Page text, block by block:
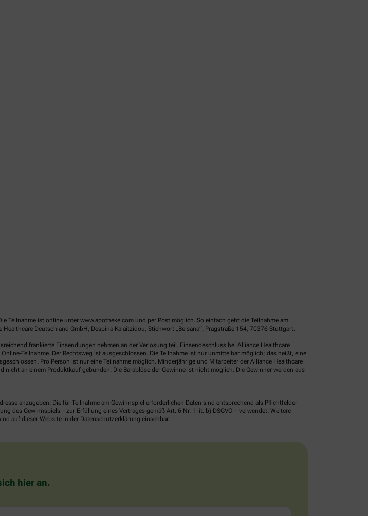
Teilnahme ist online unter www.apotheke.com und per Post möglich. So einfach geht die Teilnahme am
Deutschland GmbH, Despina Kalaitzidou, Stichwort „Belsana“, Pragstraße 154, 70376 Stuttgart.
frankierte Einsendungen nehmen an der Verlosung teil. Einsendeschluss bei Alliance Healthcare
Teilnahme. Der Rechtsweg ist ausgeschlossen. Die Teilnahme ist nur unmittelbar möglich; das heißt, eine
Pro Person ist nur eine Teilnahme möglich. Minderjährige und Mitarbeiter der Alliance Healthcare
an einem Produktkauf gebunden. Die Barablöse der Gewinne ist nicht möglich. Die Gewinner werden aus
anzugeben. Die für Teilnahme am Gewinnspiel erforderlichen Daten sind entsprechend als Pflichtfelder
des Gewinnspiels – zur Erfüllung eines Vertrages gemäß Art. 6 Nr. 1 lit. b) DSGVO – verwendet. Weitere
auf dieser Website in der Datenschutzerklärung einsehbar.
hier an.